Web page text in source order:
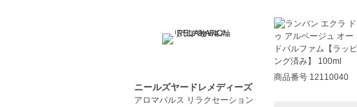
商品番号 12110040
ニールズヤードレメディーズ
アロマパルス リラクセーション